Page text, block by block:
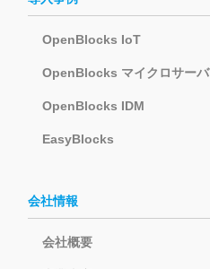
OpenBlocks IoT
OpenBlocks マイクロサーバ
OpenBlocks IDM
EasyBlocks
会社情報
会社概要